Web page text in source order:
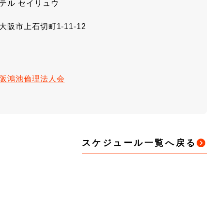
ル セイリュウ
阪市上石切町1-11-12
鴻池倫理法人会
スケジュール一覧へ戻る